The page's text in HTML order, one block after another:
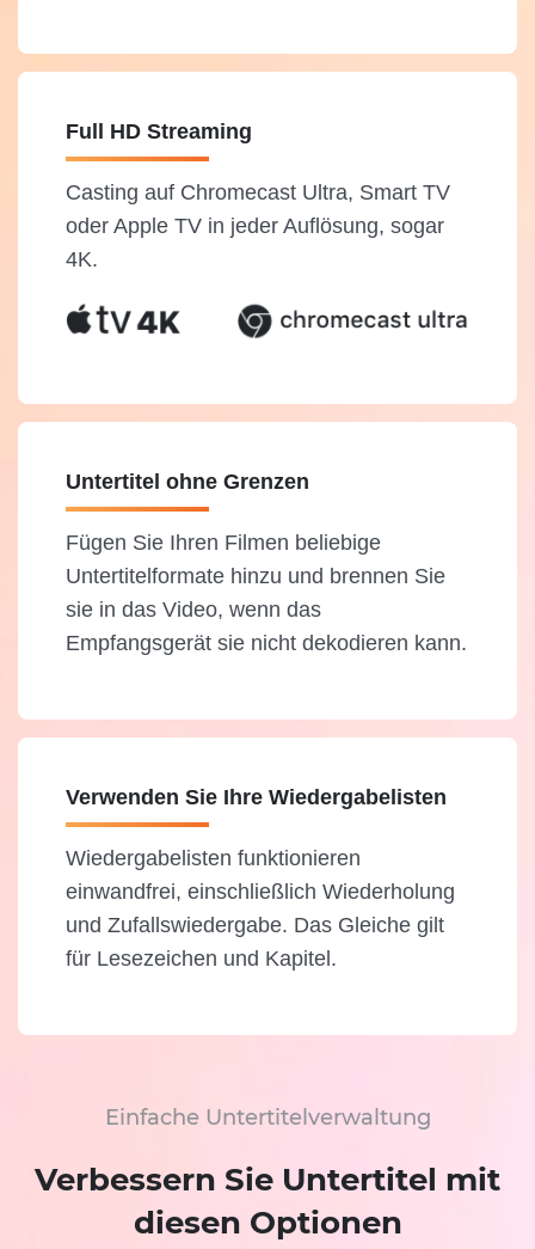
Full HD Streaming
Casting auf Chromecast Ultra, Smart TV
oder Apple TV in jeder Auflösung, sogar
4K.
Untertitel ohne Grenzen
Fügen Sie Ihren Filmen beliebige
Untertitelformate hinzu und brennen Sie
sie in das Video, wenn das
Empfangsgerät sie nicht dekodieren kann.
Verwenden Sie Ihre Wiedergabelisten
Wiedergabelisten funktionieren
einwandfrei, einschließlich Wiederholung
und Zufallswiedergabe. Das Gleiche gilt
für Lesezeichen und Kapitel.
Einfache Untertitelverwaltung
Verbessern Sie Untertitel mit
diesen Optionen